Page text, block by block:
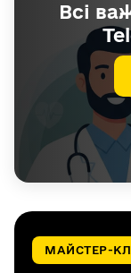
Всі
МАЙСТЕР-